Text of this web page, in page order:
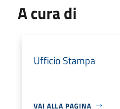
A cura di
Ufficio Stampa
VAI ALLA PAGINA